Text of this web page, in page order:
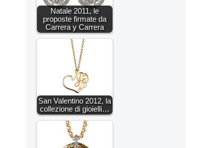
Natale 2011, le
proposte firmate da
Carrera y Carrera
San Valentino 2012, la
collezione di gioielli…